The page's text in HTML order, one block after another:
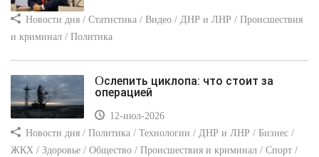
Новости дня / Статистика / Видео / ДНР и ЛНР / Происшествия
и криминал / Политика
Ослепить циклопа: что стоит за
операцией
12-июл-2026
Новости дня / Политика / Технологии / ДНР и ЛНР / Бизнес /
ЖКХ / Здоровье / Общество / Происшествия и криминал / Спорт /